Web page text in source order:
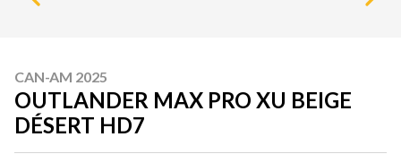
CAN-AM 2025
OUTLANDER MAX PRO XU BEIGE
DÉSERT HD7